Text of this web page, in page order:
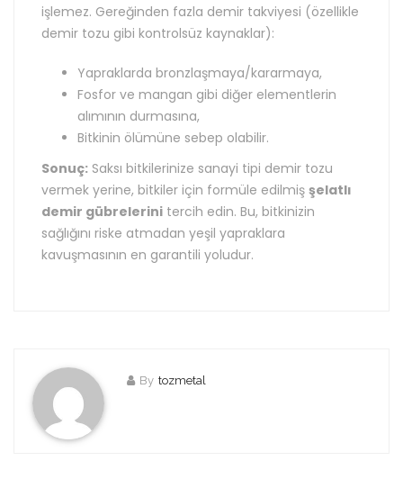
işlemez. Gereğinden fazla demir takviyesi (özellikle
demir tozu gibi kontrolsüz kaynaklar):
Yapraklarda bronzlaşmaya/kararmaya,
Fosfor ve mangan gibi diğer elementlerin
alımının durmasına,
Bitkinin ölümüne sebep olabilir.
Sonuç: Saksı bitkilerinize sanayi tipi demir tozu
vermek yerine, bitkiler için formüle edilmiş şelatlı
demir gübrelerini tercih edin. Bu, bitkinizin
sağlığını riske atmadan yeşil yapraklara
kavuşmasının en garantili yoludur.
By tozmetal